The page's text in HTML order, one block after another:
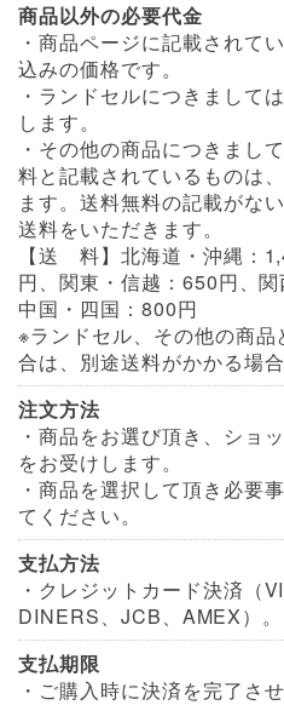
商品以外の必要代金
・商品ページに記載されて
込みの価格です。
・ランドセルにつきまして
します。
・その他の商品につきまし
料と記載されているものは
ます。送料無料の記載がな
送料をいただきます。
【送 料】北海道・沖縄：
円、関東・信越：650円、
中国・四国：800円
※ランドセル、その他の商
合は、別途送料がかかる場合
注文方法
・商品をお選び頂き、ショ
をお受けします。
・商品を選択して頂き必要
てください。
支払方法
・クレジットカード決済（
DINERS、JCB、AMEX）。
支払期限
・ご購入時に決済を完了さ